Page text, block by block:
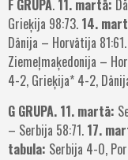
F GRUPA. 11. martā:
Grieķija 98:73. 14.
Dānija – Horvātija 81:61.
Ziemeļmaķedonija –
4-2, Grieķija* 4-2,
G GRUPA. 11. martā:
– Serbija 58:71. 17.
tabula: Serbija 4-0,